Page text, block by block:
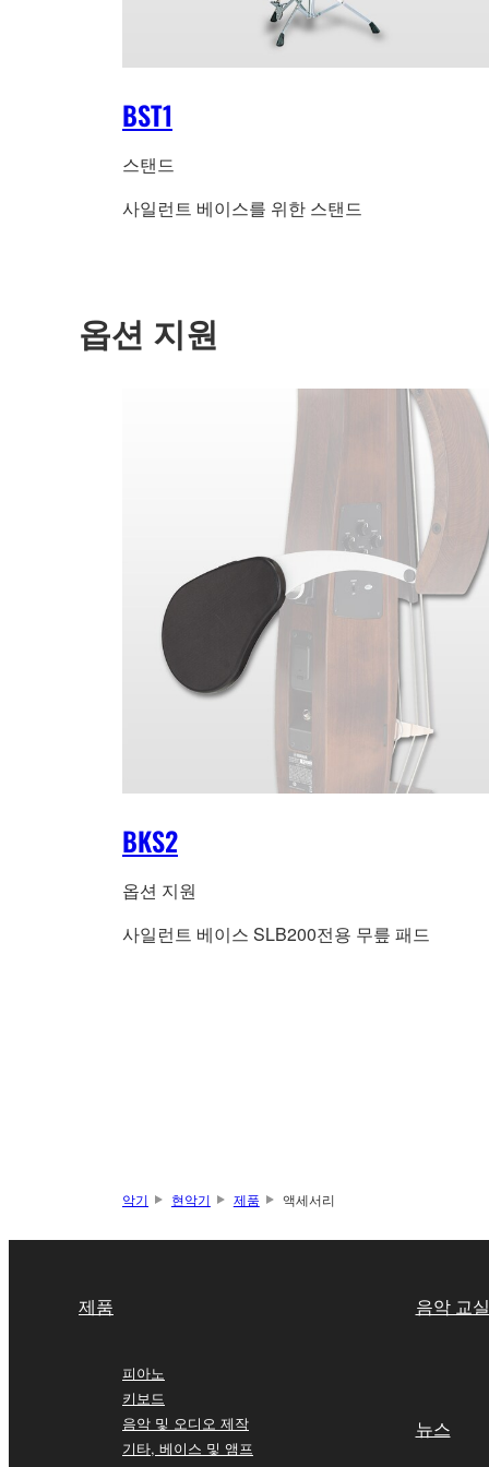
BST1
스탠드
사일런트 베이스를 위한 스탠드
옵션 지원
BKS2
옵션 지원
사일런트 베이스 SLB200전용 무릎 패드
악기 현악기 제품 액세서리
제품
피아노
키보드
음악 및 오디오 제작
기타, 베이스 및 앰프
음악 교실
뉴스